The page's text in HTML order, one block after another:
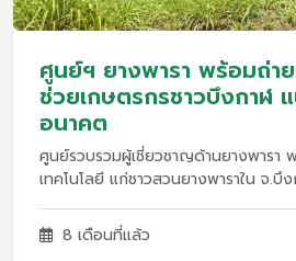
ศูนย์ฯ ยางพารา พร้อมถ่า
ช่วยเกษตรกรชาวบึงกาฬ
อนาคต
ศูนย์รวบรวมผู้เชี่ยวชาญด้านยางพารา
เทคโนโลยี แก่ชาวสวนยางพาราใน จ.บึ
EUDR ชี้เป็นอนาคต ชูราคาดี ส่งออกต
นายพายับ นามประเสริฐ ผู้ช่วยผู้บริหาร
8 เดือนที่แล้ว